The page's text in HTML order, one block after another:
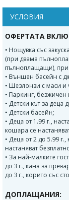
УСЛОВИЯ
ОФЕРТАТА
• Нощувка със
(при двама
пълноплащащи), при
• Външен басейн с
• Шезлонзи с маси
• Паркинг, безжичен
• Детски кът за деца
• Детски басейн;
• Деца от 1.99 г.,
кошара се
• Деца от 2 до 5.99
настаняват
• За най-малките
до 3 г., кана за
до 3 г., корито със
ДОПЛАЩАНИЯ: